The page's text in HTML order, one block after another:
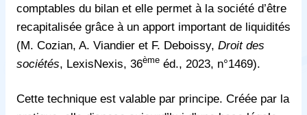
comptables du bilan et elle permet à la société d’être
recapitalisée grâce à un apport important de liquidités
(M. Cozian, A. Viandier et F. Deboissy, Droit des
sociétés, LexisNexis, 36ème éd., 2023, n°1469).
Cette technique est valable par principe. Créée par la